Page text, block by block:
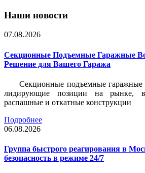
Наши новости
07.08.2026
Секционные Подъемные Гаражные
Решение для Вашего Гаража
Секционные подъемные гаражные
лидирующие позиции на рынке,
распашные и откатные конструкции
Подробнее
06.08.2026
Группа быстрого реагирования в
безопасность в режиме 24/7